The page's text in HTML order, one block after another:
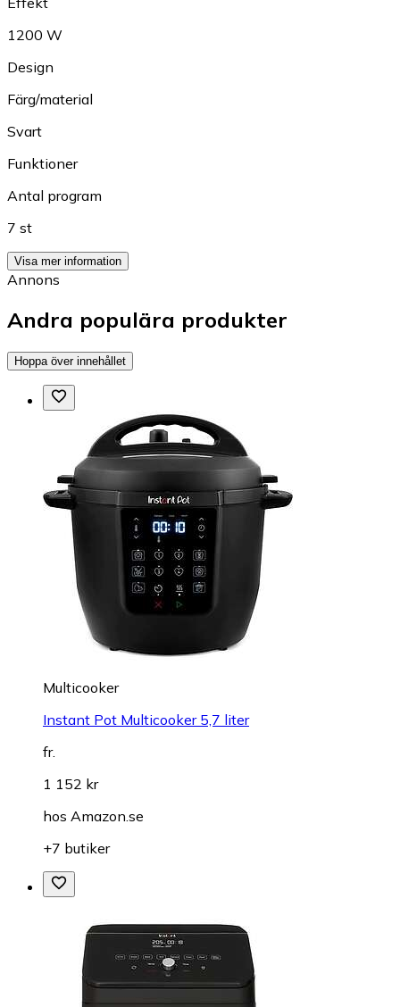
1200 W
Design
Färg/material
Svart
Funktioner
Antal program
7 st
Visa mer information
Annons
Andra populära produkter
Hoppa över innehållet
Multicooker
Instant Pot Multicooker 5,7 liter
fr.
1 152 kr
hos Amazon.se
+7 butiker